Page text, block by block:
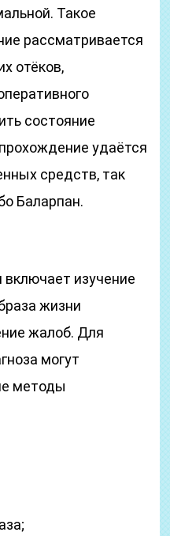
Такое
рассматривается
отёков,
состояние
удаётся
средств, так
Баларпан.
изучение
жизни
жалоб. Для
могут
методы